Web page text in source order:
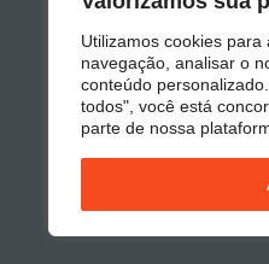
Utilizamos cookies
navegação, analisar o
conteúdo
todos", você está
parte de nossa